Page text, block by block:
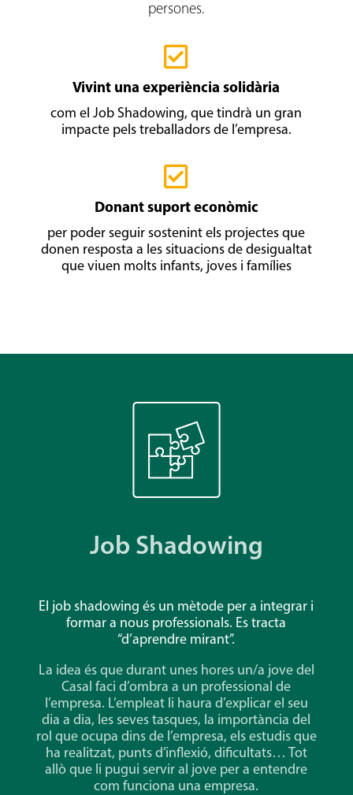
persones.

Vivint una experiència solidària
com el Job Shadowing, que tindrà un gran
impacte pels treballadors de l’empresa.

Donant suport econòmic
per poder seguir sostenint els projectes que
donen resposta a les situacions de desigualtat
que viuen molts infants, joves i famílies
Job Shadowing
El job shadowing és un mètode per a integrar i
formar a nous professionals. Es tracta
“d’aprendre mirant”.
La idea és que durant unes hores un/a jove del
Casal faci d’ombra a un professional de
l’empresa. L’empleat li haura d’explicar el seu
dia a dia, les seves tasques, la importància del
rol que ocupa dins de l’empresa, els estudis que
ha realitzat, punts d’inflexió, dificultats… Tot
allò que li pugui servir al jove per a entendre
com funciona una empresa.